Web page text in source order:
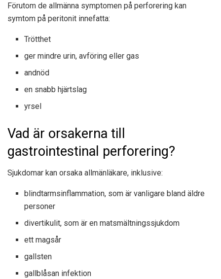
Förutom de allmänna symptomen på perforering kan
symtom på peritonit innefatta:
Trötthet
ger mindre urin, avföring eller gas
andnöd
en snabb hjärtslag
yrsel
Vad är orsakerna till
gastrointestinal perforering?
Sjukdomar kan orsaka allmänläkare, inklusive:
blindtarmsinflammation, som är vanligare bland äldre
personer
divertikulit, som är en matsmältningssjukdom
ett magsår
gallsten
gallblåsan infektion